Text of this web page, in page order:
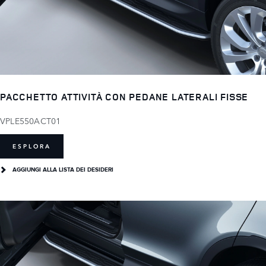
PACCHETTO ATTIVITÀ CON PEDANE LATERALI FISSE
VPLE550ACT01
ESPLORA
AGGIUNGI ALLA LISTA DEI DESIDERI